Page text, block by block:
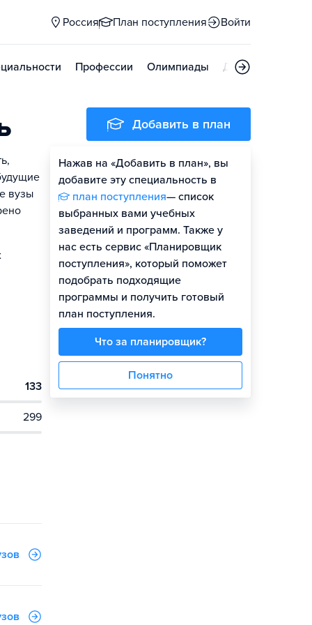
Россия План поступления Войти
Профессии Олимпиады Дни открытых
вузы
133
299
Добавить в план
Нажав на «Добавить в план», вы
добавите эту специальность в
план поступления— список
выбранных вами учебных
заведений и программ. Также у
нас есть сервис «Планировщик
поступления», который поможет
подобрать подходящие
программы и получить готовый
план поступления.
Что за планировщик?
Понятно